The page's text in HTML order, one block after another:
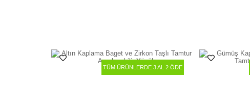
TÜM ÜRÜNLERDE 3 AL 2 ÖDE